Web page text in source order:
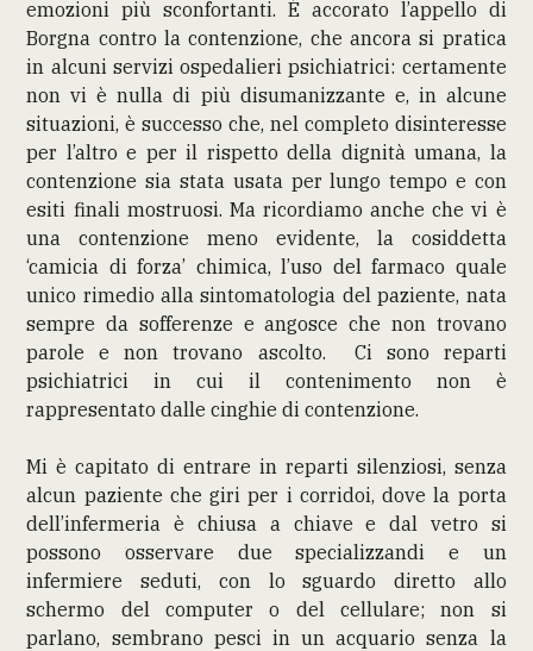
emozioni più sconfortanti. È accorato l’appello di
Borgna contro la contenzione, che ancora si pratica
in alcuni servizi ospedalieri psichiatrici: certamente
non vi è nulla di più disumanizzante e, in alcune
situazioni, è successo che, nel completo disinteresse
per l’altro e per il rispetto della dignità umana, la
contenzione sia stata usata per lungo tempo e con
esiti finali mostruosi. Ma ricordiamo anche che vi è
una contenzione meno evidente, la cosiddetta
‘camicia di forza’ chimica, l’uso del farmaco quale
unico rimedio alla sintomatologia del paziente, nata
sempre da sofferenze e angosce che non trovano
parole e non trovano ascolto. Ci sono reparti
psichiatrici in cui il contenimento non è
rappresentato dalle cinghie di contenzione.
Mi è capitato di entrare in reparti silenziosi, senza
alcun paziente che giri per i corridoi, dove la porta
dell’infermeria è chiusa a chiave e dal vetro si
possono osservare due specializzandi e un
infermiere seduti, con lo sguardo diretto allo
schermo del computer o del cellulare; non si
parlano, sembrano pesci in un acquario senza la